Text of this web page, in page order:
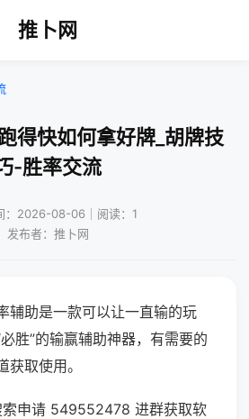
推卜网
得快如何拿好牌_胡牌技
-胜率交流
：2026-08-06｜阅读：1
发布者：推卜网
辅助是一款可以让一直输的玩
胜”的输赢辅助神器，有需要的
获取使用。
索申请 549552478 进群获取软